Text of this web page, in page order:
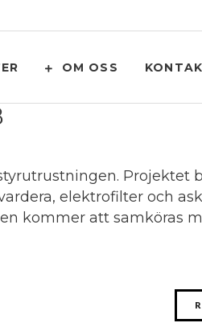
OM OSS
Projektet
elektrofilter och
kommer att samköras